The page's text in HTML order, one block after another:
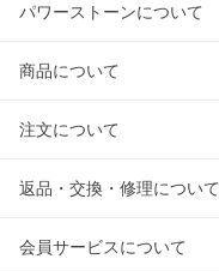
パワーストーンについて
商品について
注文について
返品・交換・修理について
会員サービスについて